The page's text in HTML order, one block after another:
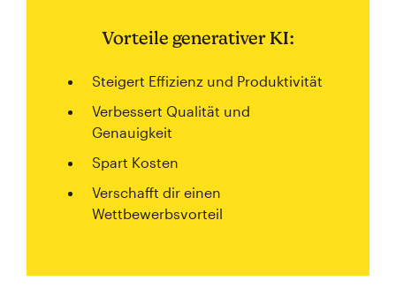
Vorteile generativer KI:
Steigert Effizienz und Produktivität
Verbessert Qualität und
Genauigkeit
Spart Kosten
Verschafft dir einen
Wettbewerbsvorteil